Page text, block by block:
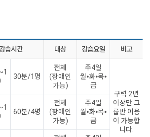
강습시간 대상 강습요일 비고
30분/1명
전체
(장애인
가능)
주4일
월⦁화⦁목⦁
금
구력 2년
이상만 그
룹반 이용
이 가능합
니다.
60분/4명
전체
(장애인
가능)
주4일
월⦁화⦁목⦁
금